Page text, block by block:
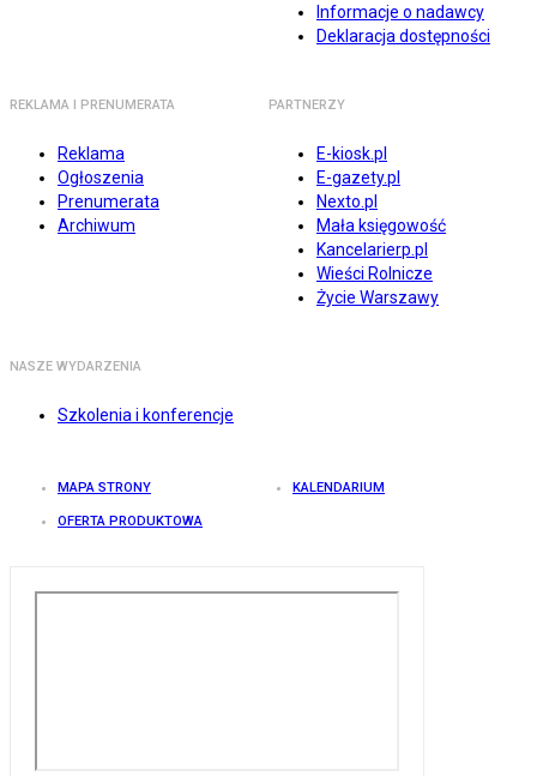
Informacje o nadawcy
Deklaracja dostępności
REKLAMA I PRENUMERATA
Reklama
Ogłoszenia
Prenumerata
Archiwum
PARTNERZY
E-kiosk.pl
E-gazety.pl
Nexto.pl
Mała księgowość
Kancelarierp.pl
Wieści Rolnicze
Życie Warszawy
NASZE WYDARZENIA
Szkolenia i konferencje
MAPA STRONY KALENDARIUM
OFERTA PRODUKTOWA